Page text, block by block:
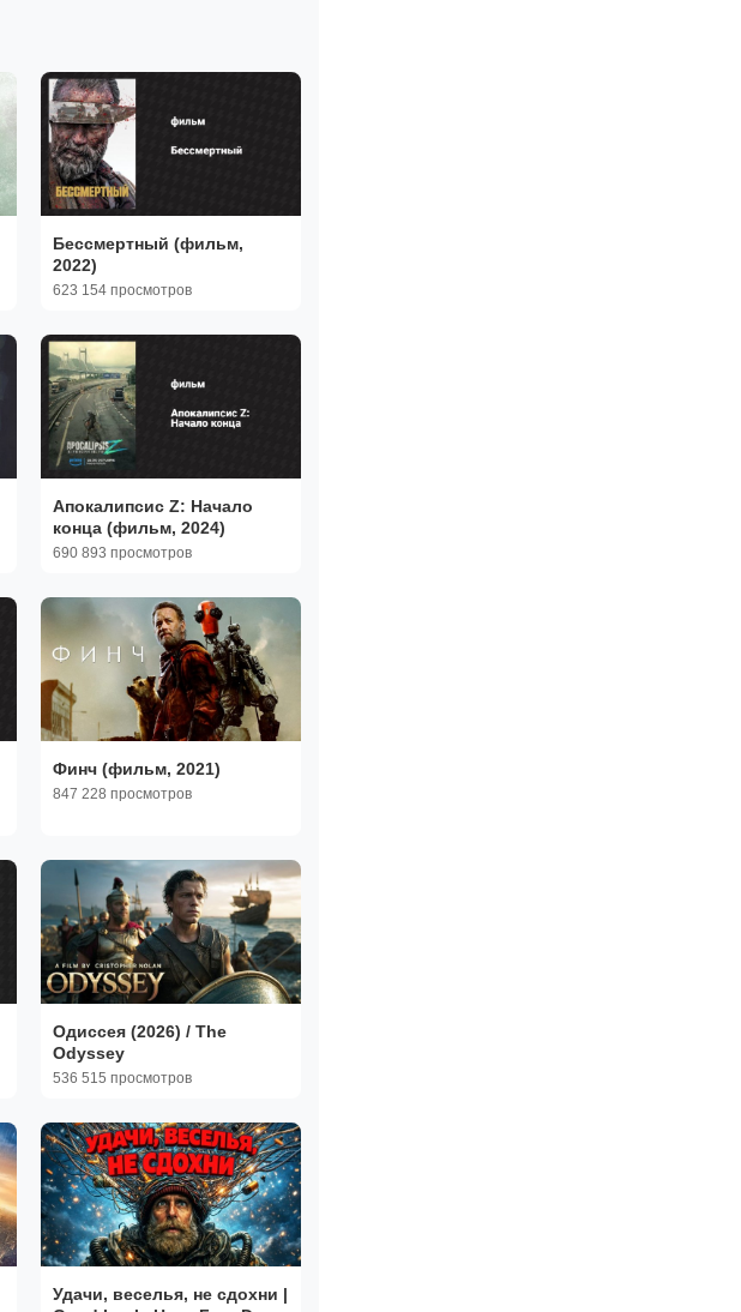
Бессмертный (фильм,
2022)
623 154 просмотров
Апокалипсис Z: Начало
конца (фильм, 2024)
690 893 просмотров
Финч (фильм, 2021)
847 228 просмотров
Одиссея (2026) / The
Odyssey
536 515 просмотров
Удачи, веселья, не сдохни |